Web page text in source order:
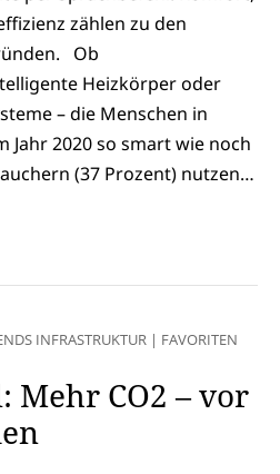
zählen zu den
Ob
Heizkörper oder
– die Menschen in
Jahr 2020 so smart wie noch
(37 Prozent) nutzen…
INFRASTRUKTUR | FAVORITEN
CO2 – vor